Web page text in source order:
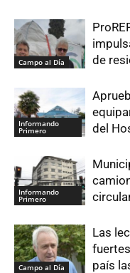
Campo al Día
de
Informando
Primero
del
Informando
Primero
Campo al Día
Las
país